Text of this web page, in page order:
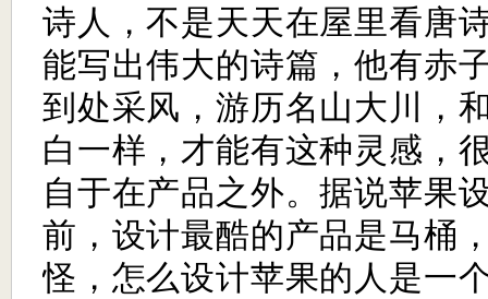
诗人，不是天天在屋里看唐
能写出伟大的诗篇，他有赤
到处采风，游历名山大川，
白一样，才能有这种灵感，
自于在产品之外。据说苹果
前，设计最酷的产品是马桶
怪，怎么设计苹果的人是一